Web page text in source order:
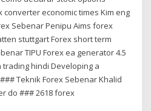
economic times Kim eng
Sebenar Penipu Aims forex
stuttgart Forex short term
TIPU Forex ea generator 4.5
hindi Developing a
Teknik Forex Sebenar Khalid
do ### 2618 forex